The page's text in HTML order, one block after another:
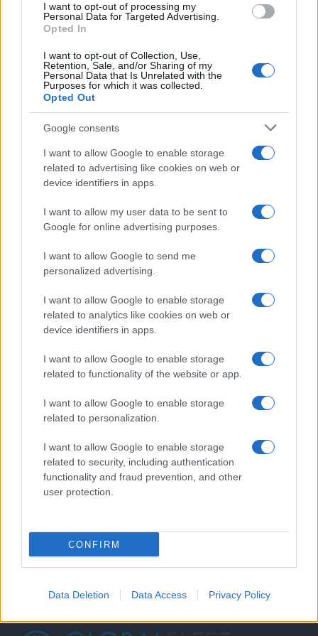
I want to opt-out of processing my
Personal Data for Targeted Advertising.
Opted In
I want to opt-out of Collection, Use,
Retention, Sale, and/or Sharing of my
Personal Data that Is Unrelated with the
Purposes for which it was collected.
Opted Out
Google consents
I want to allow Google to enable storage
related to advertising like cookies on web or
device identifiers in apps.
I want to allow my user data to be sent to
Google for online advertising purposes.
I want to allow Google to send me
personalized advertising.
I want to allow Google to enable storage
related to analytics like cookies on web or
device identifiers in apps.
I want to allow Google to enable storage
related to functionality of the website or app.
I want to allow Google to enable storage
related to personalization.
I want to allow Google to enable storage
related to security, including authentication
functionality and fraud prevention, and other
user protection.
CONFIRM
Data Deletion Data Access Privacy Policy
Volvo Cars: Αλλαγές στο τμήμα
σχεδιασμού
1 2 3